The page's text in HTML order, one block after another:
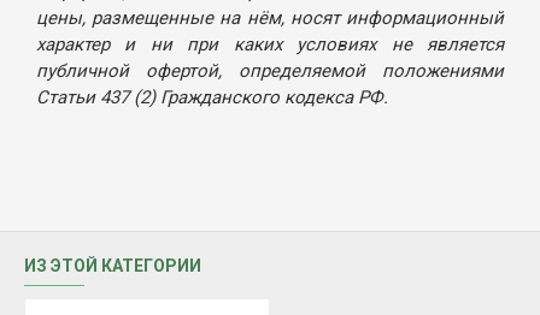
цены, размещенные на нём, носят информационный
характер и ни при каких условиях не является
публичной офертой, определяемой положениями
Статьи 437 (2) Гражданского кодекса РФ.
ИЗ ЭТОЙ КАТЕГОРИИ